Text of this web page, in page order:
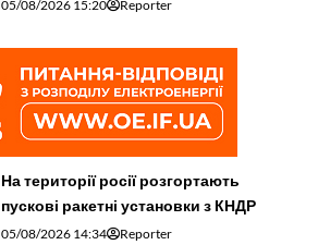
05/08/2026 15:20 Reporter
На території росії розгортають
пускові ракетні установки з КНДР
05/08/2026 14:34 Reporter